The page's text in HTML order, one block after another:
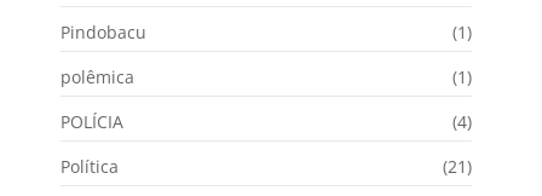
Pindobacu
(1)
polêmica
(1)
POLÍCIA
(4)
Política
(21)